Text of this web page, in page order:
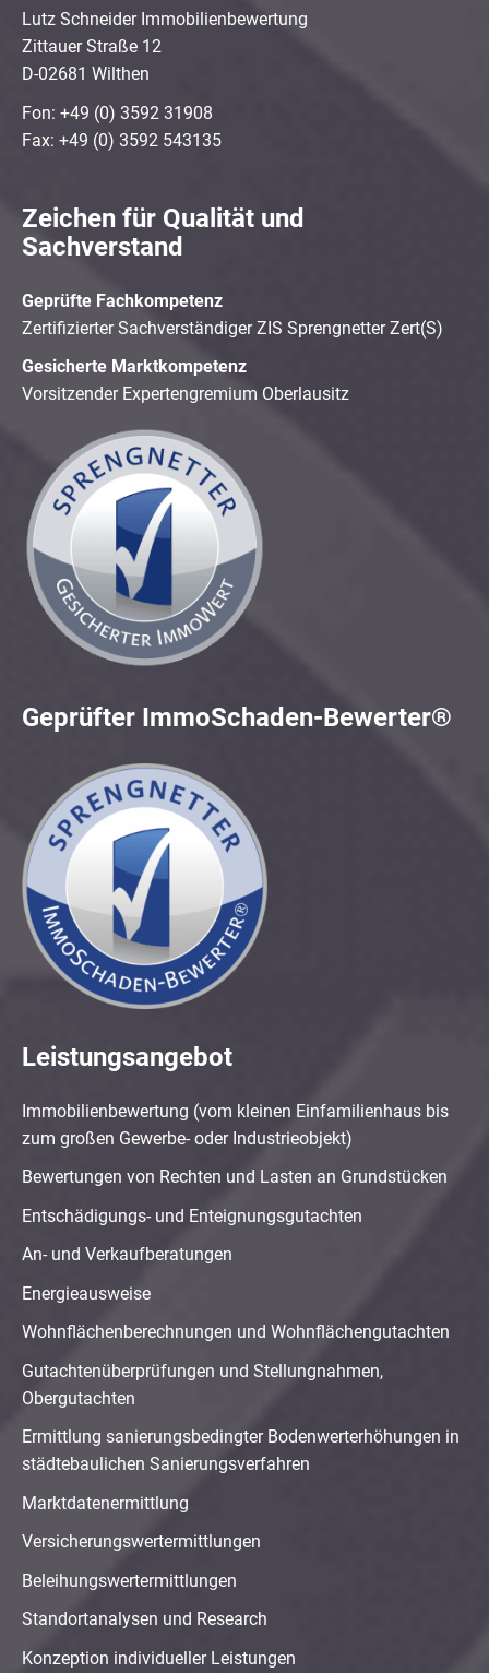
Lutz Schneider Immobilienbewertung
Zittauer Straße 12
D-02681 Wilthen
Fon: +49 (0) 3592 31908
Fax: +49 (0) 3592 543135
Zeichen für Qualität und
Sachverstand
Geprüfte Fachkompetenz
Zertifizierter Sachverständiger ZIS Sprengnetter Zert(S)
Gesicherte Marktkompetenz
Vorsitzender Expertengremium Oberlausitz
Geprüfter ImmoSchaden-Bewerter®
Leistungsangebot
Immobilienbewertung (vom kleinen Einfamilienhaus bis
zum großen Gewerbe- oder Industrieobjekt)
Bewertungen von Rechten und Lasten an Grundstücken
Entschädigungs- und Enteignungsgutachten
An- und Verkaufberatungen
Energieausweise
Wohnflächenberechnungen und Wohnflächengutachten
Gutachtenüberprüfungen und Stellungnahmen,
Obergutachten
Ermittlung sanierungsbedingter Bodenwerterhöhungen in
städtebaulichen Sanierungsverfahren
Marktdatenermittlung
Versicherungswertermittlungen
Beleihungswertermittlungen
Standortanalysen und Research
Konzeption individueller Leistungen